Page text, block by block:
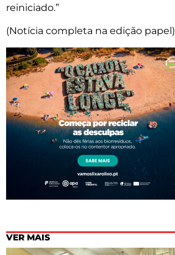
reiniciado.”
(Notícia completa na edição papel)
VER MAIS